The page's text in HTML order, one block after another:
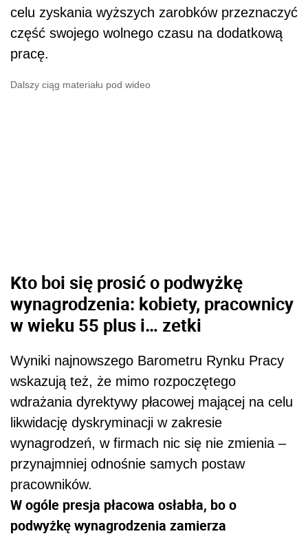
celu zyskania wyższych zarobków przeznaczyć
część swojego wolnego czasu na dodatkową
pracę.
Dalszy ciąg materiału pod wideo
Kto boi się prosić o podwyżkę
wynagrodzenia: kobiety, pracownicy
w wieku 55 plus i… zetki
Wyniki najnowszego Barometru Rynku Pracy
wskazują też, że mimo rozpoczętego
wdrażania dyrektywy płacowej mającej na celu
likwidację dyskryminacji w zakresie
wynagrodzeń, w firmach nic się nie zmienia –
przynajmniej odnośnie samych postaw
pracowników.
W ogóle presja płacowa osłabła, bo o
podwyżkę wynagrodzenia zamierza